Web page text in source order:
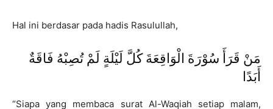
Hal ini berdasar pada hadis Rasulullah,
مَنْ قَرَأَ سُوْرَةَ الْوَاقِعَةَ كُلَّ لَيْلَةٍ لَمْ تُصِبْهُ فَاقَةٌ
أَبَدًا
“Siapa yang membaca surat Al-Waqiah setiap malam,